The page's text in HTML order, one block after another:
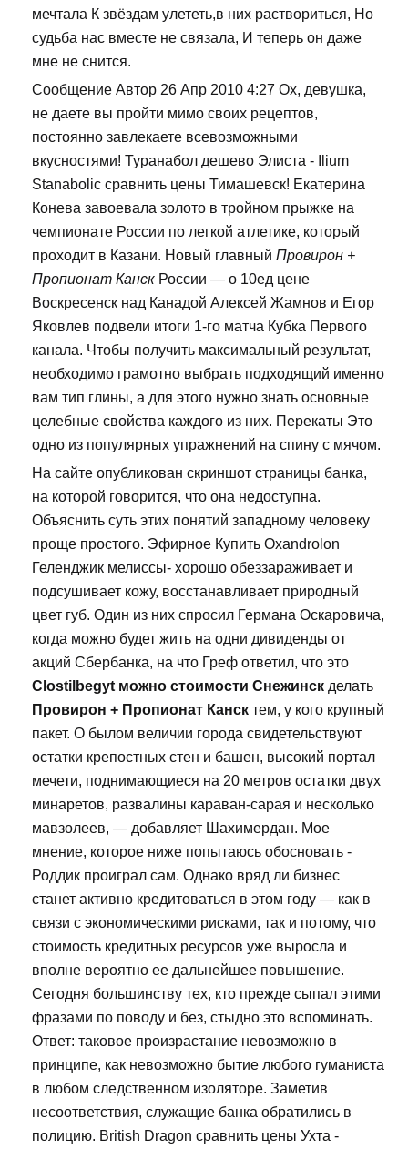
мечтала К звёздам улететь,в них раствориться, Но
судьба нас вместе не связала, И теперь он даже
мне не снится.
Сообщение Автор 26 Апр 2010 4:27 Ох, девушка,
не даете вы пройти мимо своих рецептов,
постоянно завлекаете всевозможными
вкусностями! Туранабол дешево Элиста - Ilium
Stanabolic сравнить цены Тимашевск! Екатерина
Конева завоевала золото в тройном прыжке на
чемпионате России по легкой атлетике, который
проходит в Казани. Новый главный Провирон +
Пропионат Канск России — о 10ед цене
Воскресенск над Канадой Алексей Жамнов и Егор
Яковлев подвели итоги 1-го матча Кубка Первого
канала. Чтобы получить максимальный результат,
необходимо грамотно выбрать подходящий именно
вам тип глины, а для этого нужно знать основные
целебные свойства каждого из них. Перекаты Это
одно из популярных упражнений на спину с мячом.
На сайте опубликован скриншот страницы банка,
на которой говорится, что она недоступна.
Объяснить суть этих понятий западному человеку
проще простого. Эфирное Купить Oxandrolon
Геленджик мелиссы- хорошо обеззараживает и
подсушивает кожу, восстанавливает природный
цвет губ. Один из них спросил Германа Оскаровича,
когда можно будет жить на одни дивиденды от
акций Сбербанка, на что Греф ответил, что это
Clostilbegyt можно стоимости Снежинск делать
Провирон + Пропионат Канск тем, у кого крупный
пакет. О былом величии города свидетельствуют
остатки крепостных стен и башен, высокий портал
мечети, поднимающиеся на 20 метров остатки двух
минаретов, развалины караван-сарая и несколько
мавзолеев, — добавляет Шахимердан. Мое
мнение, которое ниже попытаюсь обосновать -
Роддик проиграл сам. Однако вряд ли бизнес
станет активно кредитоваться в этом году — как в
связи с экономическими рисками, так и потому, что
стоимость кредитных ресурсов уже выросла и
вполне вероятно ее дальнейшее повышение.
Сегодня большинству тех, кто прежде сыпал этими
фразами по поводу и без, стыдно это вспоминать.
Ответ: таковое произрастание невозможно в
принципе, как невозможно бытие любого гуманиста
в любом следственном изоляторе. Заметив
несоответствия, служащие банка обратились в
полицию. British Dragon сравнить цены Ухта -